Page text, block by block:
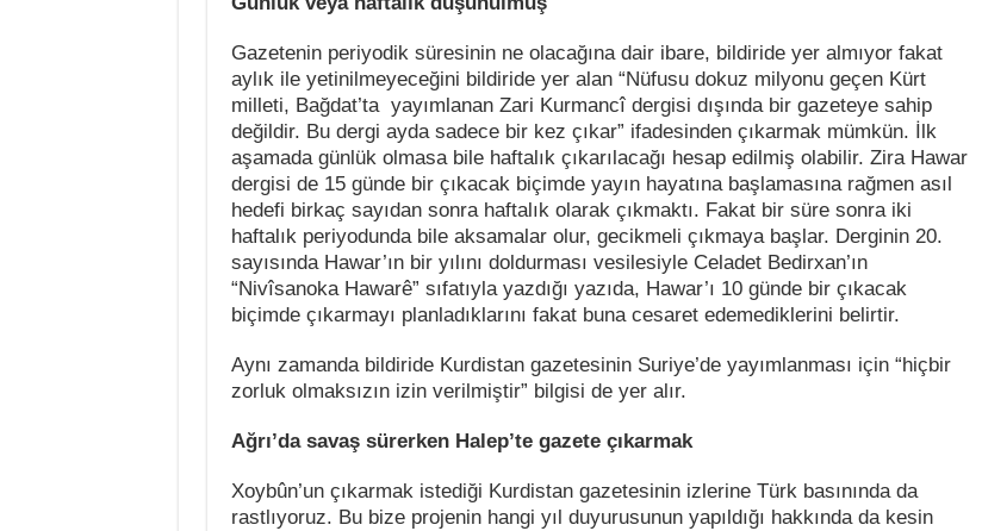
Gazetenin periyodik süresinin ne olacağına dair ibare, bildiride yer almıyor fakat
aylık ile yetinilmeyeceğini bildiride yer alan “Nüfusu dokuz milyonu geçen Kürt
milleti, Bağdat’ta yayımlanan Zari Kurmancî dergisi dışında bir gazeteye sahip
değildir. Bu dergi ayda sadece bir kez çıkar” ifadesinden çıkarmak mümkün. İlk
aşamada günlük olmasa bile haftalık çıkarılacağı hesap edilmiş olabilir. Zira Hawar
dergisi de 15 günde bir çıkacak biçimde yayın hayatına başlamasına rağmen asıl
hedefi birkaç sayıdan sonra haftalık olarak çıkmaktı. Fakat bir süre sonra iki
haftalık periyodunda bile aksamalar olur, gecikmeli çıkmaya başlar. Derginin 20.
sayısında Hawar’ın bir yılını doldurması vesilesiyle Celadet Bedirxan’ın
“Nivîsanoka Hawarê” sıfatıyla yazdığı yazıda, Hawar’ı 10 günde bir çıkacak
biçimde çıkarmayı planladıklarını fakat buna cesaret edemediklerini belirtir.
Aynı zamanda bildiride Kurdistan gazetesinin Suriye’de yayımlanması için “hiçbir
zorluk olmaksızın izin verilmiştir” bilgisi de yer alır.
Ağrı’da savaş sürerken Halep’te gazete çıkarmak
Xoybûn’un çıkarmak istediği Kurdistan gazetesinin izlerine Türk basınında da
rastlıyoruz. Bu bize projenin hangi yıl duyurusunun yapıldığı hakkında da kesin